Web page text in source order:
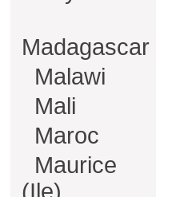
Madagascar
Malawi
Mali
Maroc
Maurice
(Ile)